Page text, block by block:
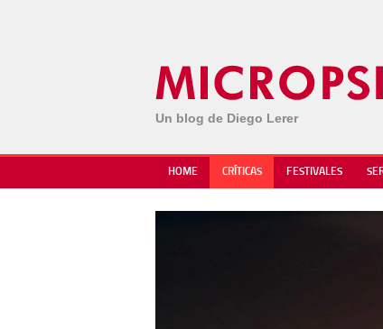
Un blog de Diego Lerer
HOME CRÍTICAS FESTIVALES